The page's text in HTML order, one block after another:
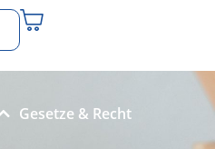
Gesetze & Recht